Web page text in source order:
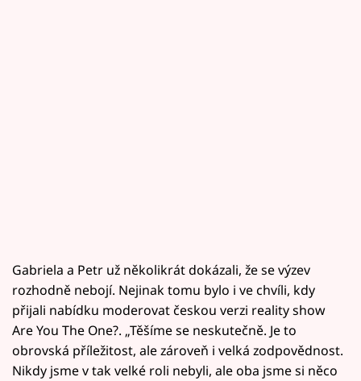
Gabriela a Petr už několikrát dokázali, že se výzev
rozhodně nebojí. Nejinak tomu bylo i ve chvíli, kdy
přijali nabídku moderovat českou verzi reality show
Are You The One?. „Těšíme se neskutečně. Je to
obrovská příležitost, ale zároveň i velká zodpovědnost.
Nikdy jsme v tak velké roli nebyli, ale oba jsme si něco